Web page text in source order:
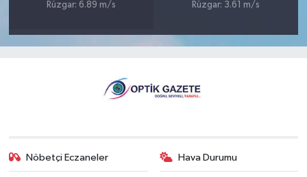
Rüzgar: 6.89 m/s
Rüzgar: 3.61 m/s
Nöbetçi Eczaneler Hava Durumu